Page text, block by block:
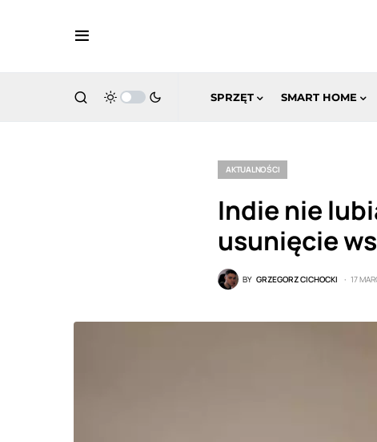
SPRZĘT SMART HOME
AKTUALNOŚCI
Indie nie
usunięcie
BY GRZEGORZ CICHOCKI 17